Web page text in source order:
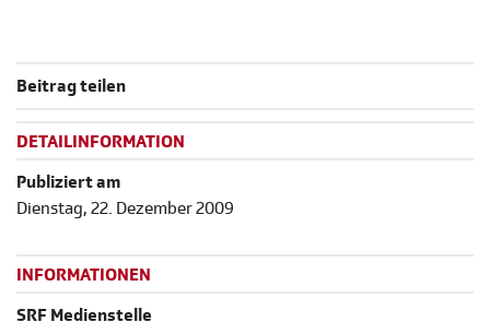
Beitrag teilen
DETAILINFORMATION
Publiziert am
Dienstag, 22. Dezember 2009
INFORMATIONEN
SRF Medienstelle